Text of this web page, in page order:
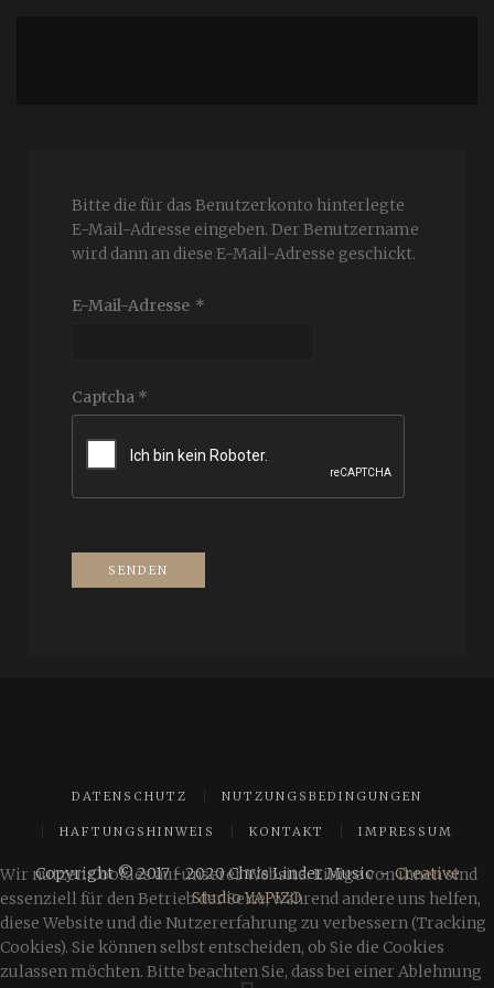
Bitte die für das Benutzerkonto hinterlegte
E-Mail-Adresse eingeben. Der Benutzername
wird dann an diese E-Mail-Adresse geschickt.
E-Mail-Adresse *
Captcha *
SENDEN
DATENSCHUTZ NUTZUNGSBEDINGUNGEN
HAFTUNGSHINWEIS KONTAKT IMPRESSUM
Copyright © 2017 - 2020 Chris Linder Music -Creative
Studio YAPIZO
Wir nutzen Cookies auf unserer Website. Einige von ihnen sind
essenziell für den Betrieb der Seite, während andere uns helfen,
diese Website und die Nutzererfahrung zu verbessern (Tracking
Cookies). Sie können selbst entscheiden, ob Sie die Cookies
zulassen möchten. Bitte beachten Sie, dass bei einer Ablehnung